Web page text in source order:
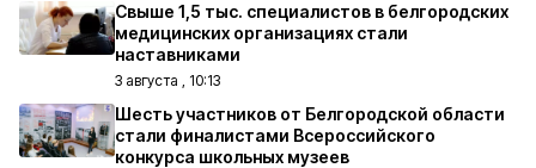
Свыше 1,5 тыс. специалистов в белгородских
медицинских организациях стали
наставниками
3 августа , 10:13
Шесть участников от Белгородской области
стали финалистами Всероссийского
конкурса школьных музеев